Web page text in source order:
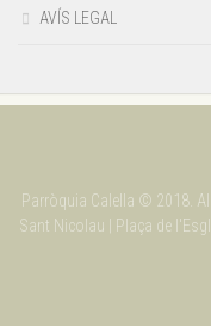
AVÍS LEGAL
Parròquia Calella © 2018.
Sant Nicolau | Plaça de